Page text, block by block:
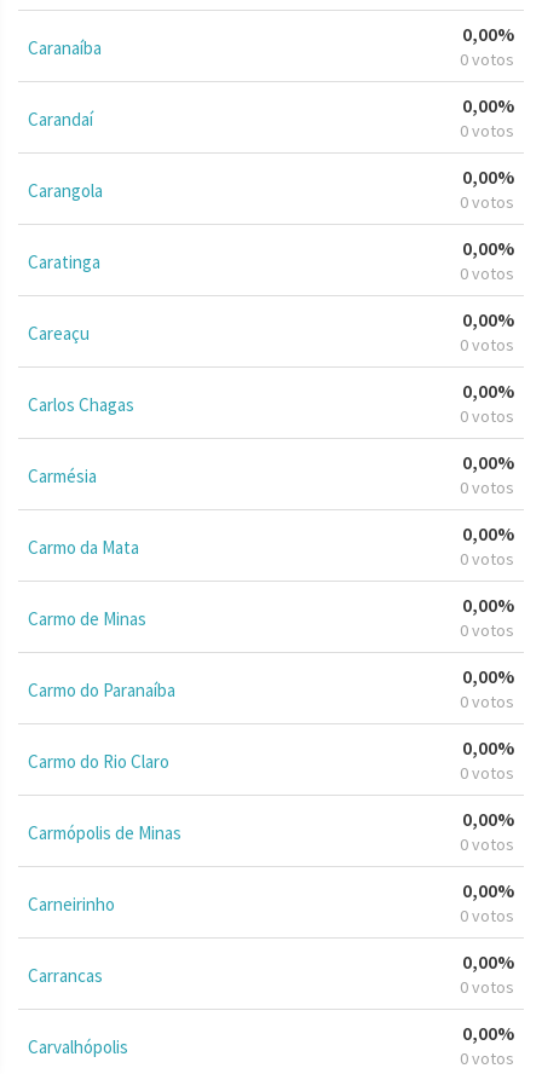
Caranaíba
0,00%
0 votos
Carandaí
0,00%
0 votos
Carangola
0,00%
0 votos
Caratinga
0,00%
0 votos
Careaçu
0,00%
0 votos
Carlos Chagas
0,00%
0 votos
Carmésia
0,00%
0 votos
Carmo da Mata
0,00%
0 votos
Carmo de Minas
0,00%
0 votos
Carmo do Paranaíba
0,00%
0 votos
Carmo do Rio Claro
0,00%
0 votos
Carmópolis de Minas
0,00%
0 votos
Carneirinho
0,00%
0 votos
Carrancas
0,00%
0 votos
Carvalhópolis
0,00%
0 votos